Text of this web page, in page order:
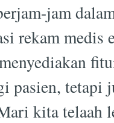
jam
rekam medis
pasien, tetapi
kita telaah